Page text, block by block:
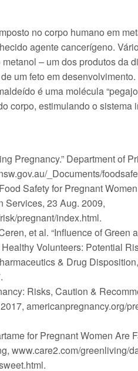
no corpo humano em
agente cancerígeno.
– um dos produtos da
um feto em desenvolvimento.
é uma molécula
corpo, estimulando o sistema
Pregnancy.” Department of
_Documents/
Safety for Pregnant
Services, 23 Aug. 2009,
pregnant/index.html.
et al. “Influence of Green
Volunteers: Potential
& Drug
Risks, Caution &
americanpregnancy.org/
for Pregnant Women Are
www.care2.com/greenliving/